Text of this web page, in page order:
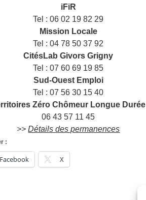
iFiR
Tel : 06 02 19 82 29
Mission Locale
Tel : 04 78 50 37 92
CitésLab Givors Grigny
Tel : 07 60 69 19 85
Sud-Ouest Emploi
Tel : 07 56 30 15 40
Zéro Chômeur Longue Durée
06 43 57 11 45
>>Détails des permanences
:
Facebook X